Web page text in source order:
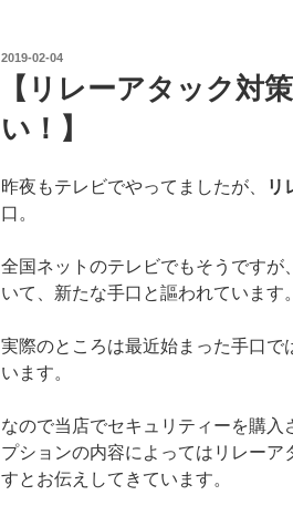
投
2019-02-04
【リレーアタック対
い！】
昨夜もテレビでやってましたが、 リ
口。
全国ネットのテレビでもそうですが
いて、新たな手口と謳われています。
実際のところは最近始まった手口で
います。
なので当店でセキュリティーを購
プションの内容によってはリレー
すとお伝えしてきています。